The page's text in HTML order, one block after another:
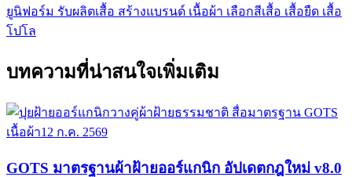
ยูนิฟอร์ม รับผลิตเสื้อ สร้างแบรนด์ เนื้อผ้า เลือกสีเสื้อ เสื้อยืด เสื้อ
โปโล
บทความที่น่าสนใจเพิ่มเติม
เนื้อผ้า12 ก.ค. 2569
GOTS มาตรฐานผ้าฝ้ายออร์แกนิก อัปเดตกฎใหม่ v8.0